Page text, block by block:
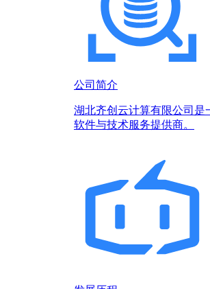
公司简介
湖北齐创云计算有限公司是
软件与技术服务提供商。